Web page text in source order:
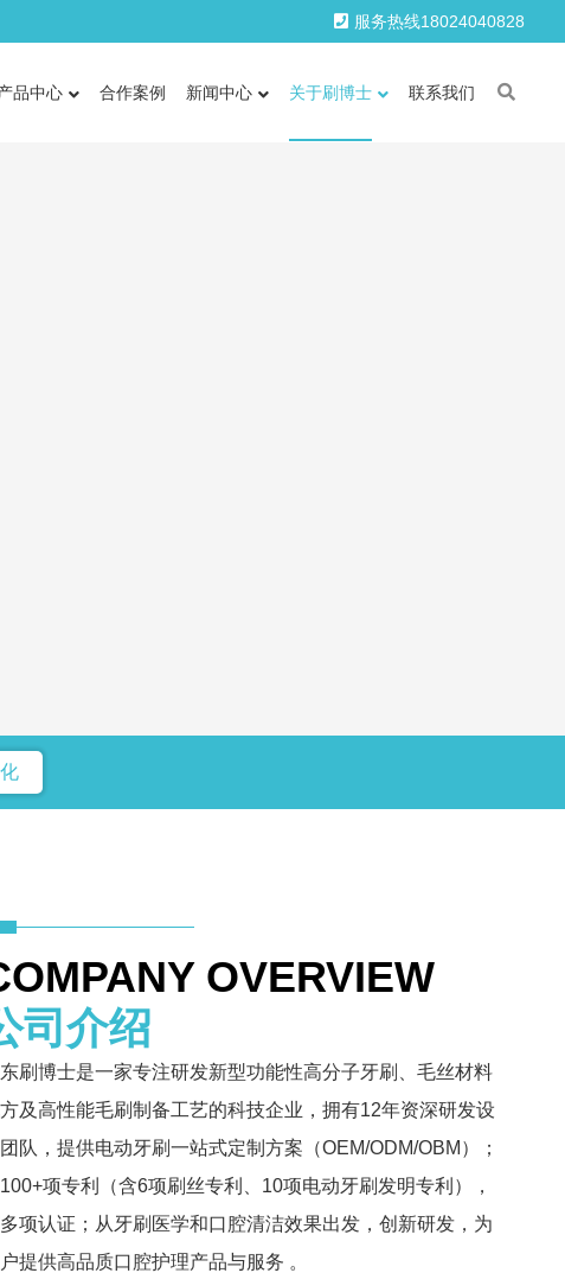
服务热线18024040828
品中心 合作案例 新闻中心 关于刷博士 联系我们
OVERVIEW
司介绍
刷博士是一家专注研发新型功能性高分子牙刷、毛丝材料
及高性能毛刷制备工艺的科技企业，拥有12年资深研发设
队，提供电动牙刷一站式定制方案（OEM/ODM/OBM）；
项专利（含6项刷丝专利、10项电动牙刷发明专利），
项认证；从牙刷医学和口腔清洁效果出发，创新研发，为
提供高品质口腔护理产品与服务 。